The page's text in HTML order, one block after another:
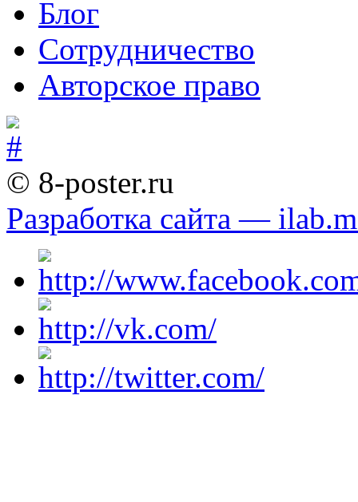
Блог
Сотрудничество
Авторское право
© 8-poster.ru
Разработка сайта —